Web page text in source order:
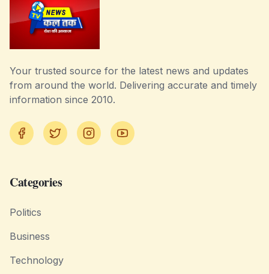
Your trusted source for the latest news and updates
from around the world. Delivering accurate and timely
information since 2010.
FacebookTwitter InstagramYouTube
Categories
Politics
Business
Technology